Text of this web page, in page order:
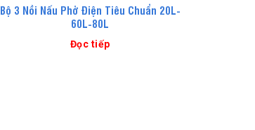
Bộ 3 Nồi Nấu Phở Điện Tiêu Chuẩn 20L-
60L-80L
Đọc tiếp